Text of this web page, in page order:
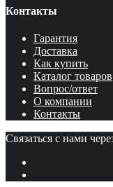
Контакты
Гарантия
Доставка
Как купить
Каталог товаров
Вопрос/ответ
О компании
Контакты
Связаться с нами